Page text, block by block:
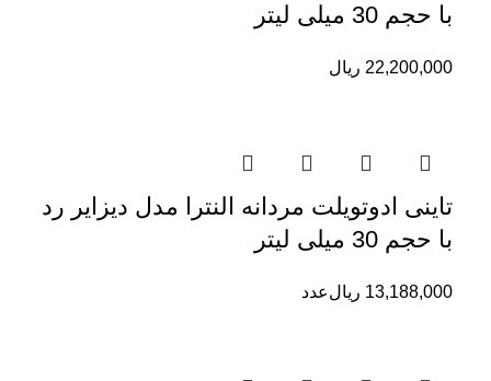
با حجم 30 میلی لیتر
22,200,000 ریال
تاینی ادوتویلت مردانه النترا مدل دیزایر رد
با حجم 30 میلی لیتر
13,188,000 ریالعدد